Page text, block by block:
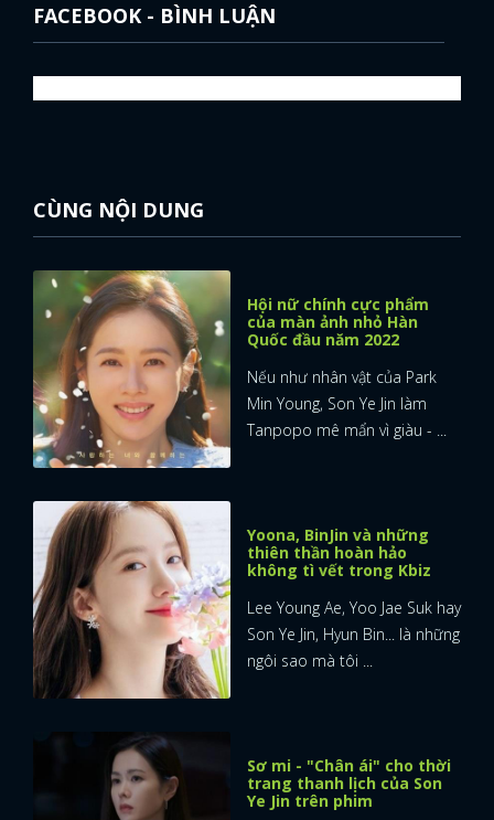
FACEBOOK - BÌNH LUẬN
CÙNG NỘI DUNG
Hội nữ chính cực phẩm
của màn ảnh nhỏ Hàn
Quốc đầu năm 2022
Nếu như nhân vật của Park
Min Young, Son Ye Jin làm
Tanpopo mê mẩn vì giàu - ...
Yoona, BinJin và những
thiên thần hoàn hảo
không tì vết trong Kbiz
Lee Young Ae, Yoo Jae Suk hay
Son Ye Jin, Hyun Bin... là những
ngôi sao mà tôi ...
Sơ mi - "Chân ái" cho thời
trang thanh lịch của Son
Ye Jin trên phim